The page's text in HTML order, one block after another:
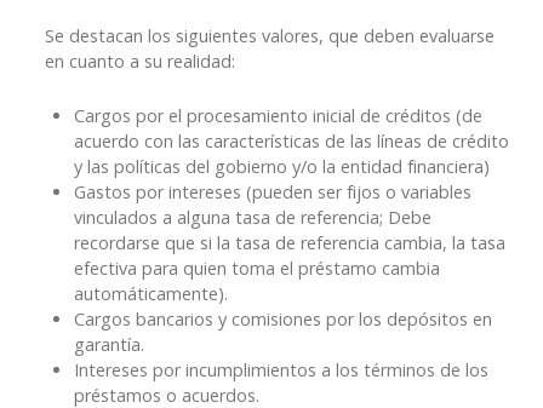
Se destacan los siguientes valores, que deben evaluarse
en cuanto a su realidad:
Cargos por el procesamiento inicial de créditos (de
acuerdo con las características de las líneas de crédito
y las políticas del gobierno y/o la entidad financiera)
Gastos por intereses (pueden ser fijos o variables
vinculados a alguna tasa de referencia; Debe
recordarse que si la tasa de referencia cambia, la tasa
efectiva para quien toma el préstamo cambia
automáticamente).
Cargos bancarios y comisiones por los depósitos en
garantía.
Intereses por incumplimientos a los términos de los
préstamos o acuerdos.